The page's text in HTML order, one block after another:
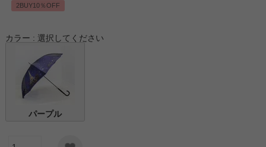
2BUY10％OFF
カラー 選択してください
パープル